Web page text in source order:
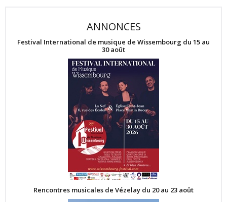
ANNONCES
Festival International de musique de Wissembourg du 15 au
30 août
Rencontres musicales de Vézelay du 20 au 23 août